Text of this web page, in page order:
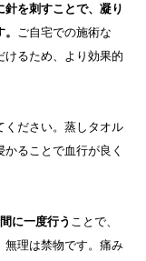
を刺すことで、凝り
ご自宅での施術な
けるため、より効果的
ください。蒸しタオル
ることで血行が良く
に一度行う ことで、
無理は禁物です。痛み